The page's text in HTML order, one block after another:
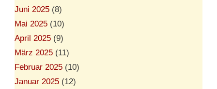
Juni 2025 (8)
Mai 2025 (10)
April 2025 (9)
März 2025 (11)
Februar 2025 (10)
Januar 2025 (12)